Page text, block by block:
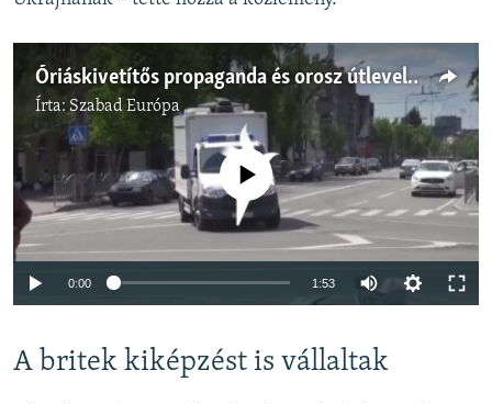
Óriáskivetítős propaganda és orosz útlevelek: élet a megszállt ukrán területeken
Írta: Szabad Európa
Jelenleg nincs elérhető tartalom
0:00 1:53
360p
A britek kiképzést is vállaltak